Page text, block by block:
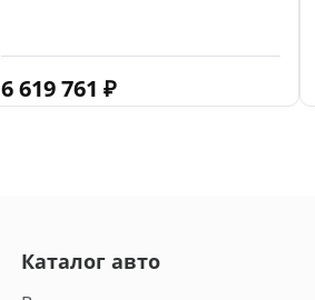
6 619 761 ₽
Каталог авто